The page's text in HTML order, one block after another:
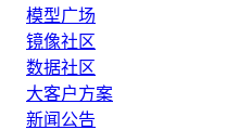
模型广场
镜像社区
数据社区
大客户方案
新闻公告